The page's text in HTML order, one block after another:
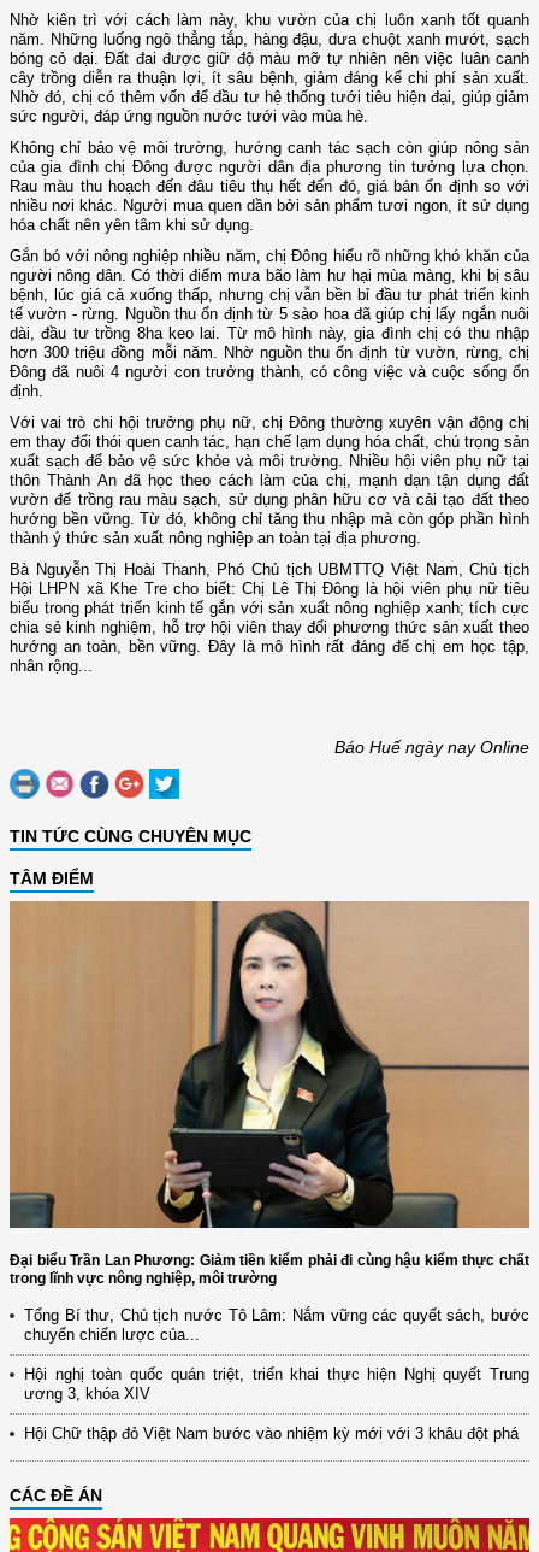
Nhờ kiên trì với cách làm này, khu vườn của chị luôn xanh tốt quanh
năm. Những luống ngô thẳng tắp, hàng đậu, dưa chuột xanh mướt, sạch
bóng cỏ dại. Đất đai được giữ độ màu mỡ tự nhiên nên việc luân canh
cây trồng diễn ra thuận lợi, ít sâu bệnh, giảm đáng kể chi phí sản xuất.
Nhờ đó, chị có thêm vốn để đầu tư hệ thống tưới tiêu hiện đại, giúp giảm
sức người, đáp ứng nguồn nước tưới vào mùa hè.
Không chỉ bảo vệ môi trường, hướng canh tác sạch còn giúp nông sản
của gia đình chị Đông được người dân địa phương tin tưởng lựa chọn.
Rau màu thu hoạch đến đâu tiêu thụ hết đến đó, giá bán ổn định so với
nhiều nơi khác. Người mua quen dần bởi sản phẩm tươi ngon, ít sử dụng
hóa chất nên yên tâm khi sử dụng.
Gắn bó với nông nghiệp nhiều năm, chị Đông hiểu rõ những khó khăn của
người nông dân. Có thời điểm mưa bão làm hư hại mùa màng, khi bị sâu
bệnh, lúc giá cả xuống thấp, nhưng chị vẫn bền bỉ đầu tư phát triển kinh
tế vườn - rừng. Nguồn thu ổn định từ 5 sào hoa đã giúp chị lấy ngắn nuôi
dài, đầu tư trồng 8ha keo lai. Từ mô hình này, gia đình chị có thu nhập
hơn 300 triệu đồng mỗi năm. Nhờ nguồn thu ổn định từ vườn, rừng, chị
Đông đã nuôi 4 người con trưởng thành, có công việc và cuộc sống ổn
định.
Với vai trò chi hội trưởng phụ nữ, chị Đông thường xuyên vận động chị
em thay đổi thói quen canh tác, hạn chế lạm dụng hóa chất, chú trọng sản
xuất sạch để bảo vệ sức khỏe và môi trường. Nhiều hội viên phụ nữ tại
thôn Thành An đã học theo cách làm của chị, mạnh dạn tận dụng đất
vườn để trồng rau màu sạch, sử dụng phân hữu cơ và cải tạo đất theo
hướng bền vững. Từ đó, không chỉ tăng thu nhập mà còn góp phần hình
thành ý thức sản xuất nông nghiệp an toàn tại địa phương.
Bà Nguyễn Thị Hoài Thanh, Phó Chủ tịch UBMTTQ Việt Nam, Chủ tịch
Hội LHPN xã Khe Tre cho biết: Chị Lê Thị Đông là hội viên phụ nữ tiêu
biểu trong phát triển kinh tế gắn với sản xuất nông nghiệp xanh; tích cực
chia sẻ kinh nghiệm, hỗ trợ hội viên thay đổi phương thức sản xuất theo
hướng an toàn, bền vững. Đây là mô hình rất đáng để chị em học tập,
nhân rộng...
Báo Huế ngày nay Online
TIN TỨC CÙNG CHUYÊN MỤC
TÂM ĐIỂM
Đại biểu Trần Lan Phương: Giảm tiền kiểm phải đi cùng hậu kiểm thực chất
trong lĩnh vực nông nghiệp, môi trường
Tổng Bí thư, Chủ tịch nước Tô Lâm: Nắm vững các quyết sách, bước
chuyển chiến lược của...
Hội nghị toàn quốc quán triệt, triển khai thực hiện Nghị quyết Trung
ương 3, khóa XIV
Hội Chữ thập đỏ Việt Nam bước vào nhiệm kỳ mới với 3 khâu đột phá
CÁC ĐỀ ÁN